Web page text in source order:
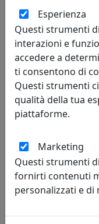
PORTAFOTO NOZZE
ARGENTATO CR209-50
6%
Esperienza
Questi strumenti
interazioni e
accedere a
ti consentono di
Questi strumenti
qualità della tua
piattaforme.
Marketing
Questi strumenti
fornirti contenuti
personalizzati e